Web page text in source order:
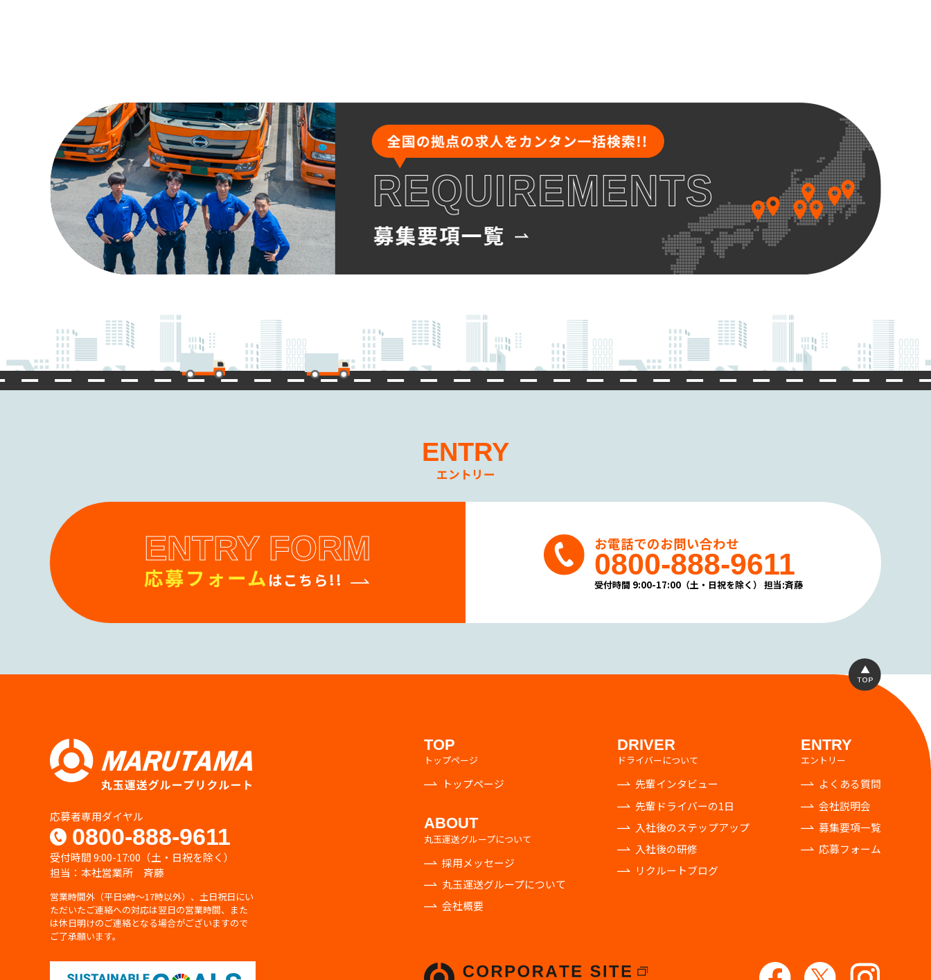
ENTRY
エントリー
ENTRY FORM
応募フォーム はこちら!!
お電話でのお問い合わせ
0800-888-9611
受付時間 9:00-17:00（土・日祝を除く） 担当:斉藤
応募者専用ダイヤル
0800-888-9611
受付時間 9:00-17:00（土・日祝を除く）
担当：本社営業所 斉藤
営業時間外（平日9時〜17時以外）、土日祝日にい
ただいたご連絡への対応は翌日の営業時間、また
は休日明けのご連絡となる場合がございますので
ご了承願います。
TOP
トップページ
トップページ
ABOUT
丸玉運送グループについて
採用メッセージ
丸玉運送グループについて
会社概要
DRIVER
ドライバーについて
先輩インタビュー
先輩ドライバーの1日
入社後のステップアップ
入社後の研修
リクルートブログ
ENTRY
エントリー
よくある質問
会社説明会
募集要項一覧
応募フォーム